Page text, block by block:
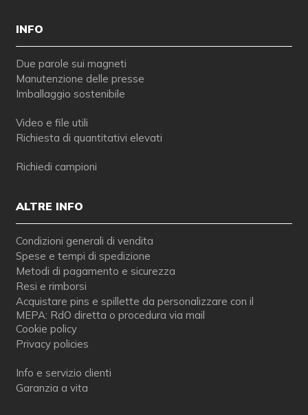
INFO
Due parole sui magneti
Manutenzione delle presse
Imballaggio sostenibile
Video e file utili
Richiesta di quantitativi elevati
Richiedi campioni
ALTRE INFO
Condizioni generali di vendita
Spese e tempi di spedizione
Metodi di pagamento e sicurezza
Resi e rimborsi
Acquistare pins e spillette da personalizzare con il
MEPA: RdO diretta o procedura via mail
Cookie policy
Privacy policies
Info e servizio clienti
Garanzia a vita